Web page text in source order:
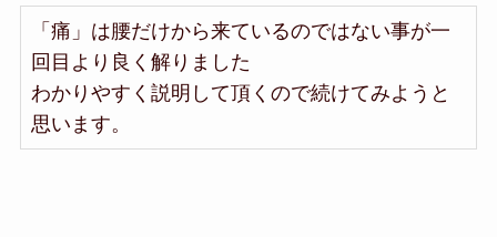
「痛」は腰だけから来ているのではない事が一
回目より良く解りました
わかりやすく説明して頂くので続けてみようと
思います。